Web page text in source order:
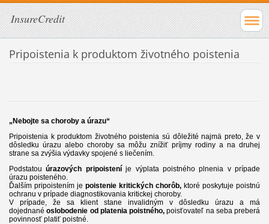
InsureCredit
Pripoistenia k produktom životného poistenia
„Nebojte sa choroby a úrazu“
Pripoistenia k produktom životného poistenia sú dôležité najmä preto, že v
dôsledku úrazu alebo choroby sa môžu znížiť príjmy rodiny a na druhej
strane sa zvýšia výdavky spojené s liečením.
Podstatouúrazových pripoisteníje výplata poistného plnenia v prípade
úrazu poisteného.
Ďalším pripoistením je poistenie kritických chorôb, ktoré poskytuje poistnú
ochranu v prípade diagnostikovania kritickej choroby.
V prípade, že sa klient stane invalidným v dôsledku úrazu a má
dojednanéoslobodenie od platenia poistného, poisťovateľ na seba preberá
povinnosť platiť poistné.